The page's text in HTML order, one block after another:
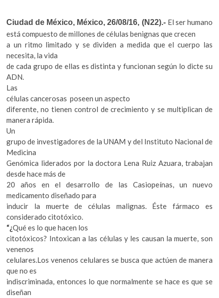
Ciudad de México, México, 26/08/16, (N22).- El ser humano
está compuesto de millones de células benignas que crecen
a un ritmo limitado y se dividen a medida que el cuerpo las
necesita, la vida
de cada grupo de ellas es distinta y funcionan según lo dicte su
ADN.
Las
células cancerosas poseen un aspecto
diferente, no tienen control de crecimiento y se multiplican de
manera rápida.
Un
grupo de investigadores de la UNAM y del Instituto Nacional de
Medicina
Genómica liderados por la doctora Lena Ruiz Azuara, trabajan
desde hace más de
20 años en el desarrollo de las Casiopeínas, un nuevo
medicamento diseñado para
inducir la muerte de células malignas. Éste fármaco es
considerado citotóxico.
“¿Qué es lo que hacen los
citotóxicos? Intoxican a las células y les causan la muerte, son
venenos
celulares.Los venenos celulares se busca que actúen de manera
que no es
indiscriminada, entonces lo que normalmente se hace es que se
diseñan